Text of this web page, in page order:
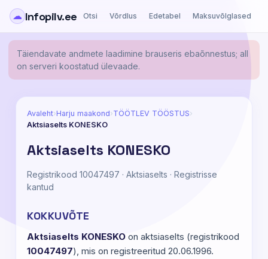
☁ Infopilv.ee Otsi Võrdlus Edetabel Maksuvõlglased
Täiendavate andmete laadimine brauseris ebaõnnestus; all
on serveri koostatud ülevaade.
Avaleht›Harju maakond›TÖÖTLEV TÖÖSTUS›
Aktsiaselts KONESKO
Aktsiaselts KONESKO
Registrikood 10047497 · Aktsiaselts · Registrisse
kantud
KOKKUVÕTE
Aktsiaselts KONESKO on aktsiaselts (registrikood
10047497), mis on registreeritud 20.06.1996.